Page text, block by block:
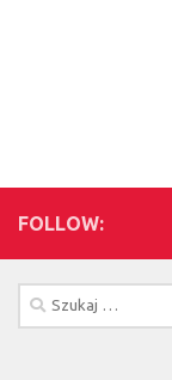
FOLLOW:
Szukaj: